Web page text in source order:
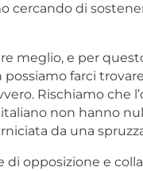
cercando di
meglio, e per
farci
Rischiamo che
non hanno
da una
opposizione e